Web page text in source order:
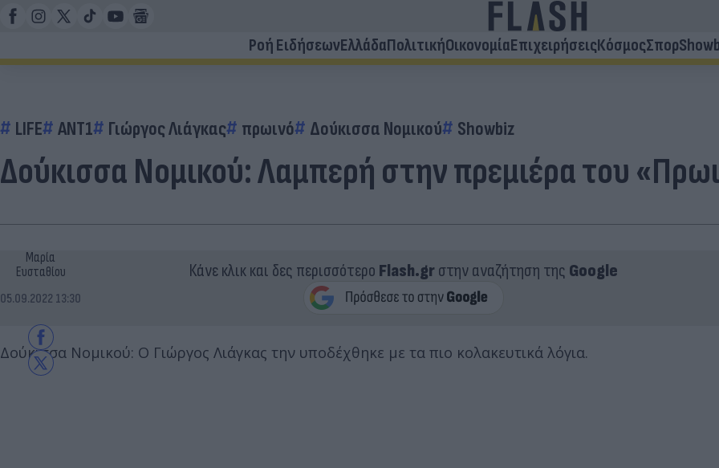
Ροή ΕιδήσεωνΕλλάδαΠολιτικήΟικονομίαΕπιχειρήσειςΚόσμοςΣπορ
LIFE ΑΝΤ1 Γιώργος Λιάγκας πρωινό Δούκισσα Νομικού Showbiz
Δούκισσα Νομικού: Λαμπερή στην πρεμιέρα του
Μαρία
Ευσταθίου
05.09.2022 13:30
Κάνε κλικ και δες περισσότερο Flash.grστην αναζήτηση της Google
Δούκισσα Νομικού: Ο Γιώργος Λιάγκας την υποδέχθηκε με τα πιο κολακευτικά λόγια.